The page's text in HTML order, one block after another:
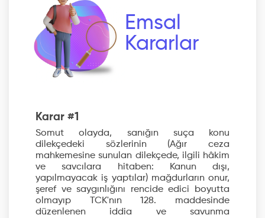
Emsal
Kararlar
Karar #1
Somut olayda, sanığın suça konu
dilekçedeki sözlerinin (Ağır ceza
mahkemesine sunulan dilekçede, ilgili hâkim
ve savcılara hitaben: Kanun dışı,
yapılmayacak iş yaptılar) mağdurların onur,
şeref ve saygınlığını rencide edici boyutta
olmayıp TCK'nın 128. maddesinde
düzenlenen iddia ve savunma